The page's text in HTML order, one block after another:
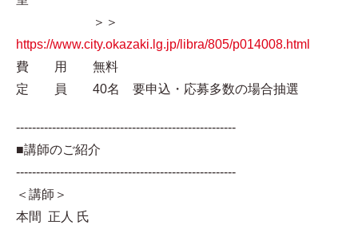
＞＞
https://www.city.okazaki.lg.jp/libra/805/p014008.html
費 用 無料
定 員 40名 要申込・応募多数の場合抽選
-------------------------------------------------------
■講師のご紹介
-------------------------------------------------------
＜講師＞
本間 正人 氏